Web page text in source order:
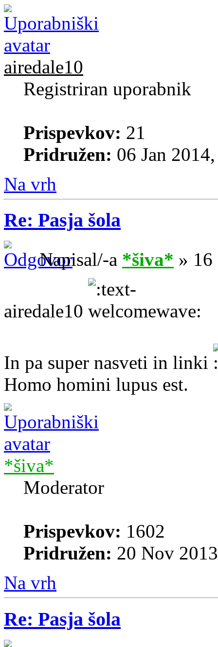
airedale10
Registriran uporabnik
Prispevkov: 21
Pridružen: 06 Jan
Na vrh
Re: Pasja šola
Napisal/-a *šiva* » 16
airedale10
In pa super nasveti in linki
Homo homini lupus est.
*šiva*
Moderator
Prispevkov: 1602
Pridružen: 20 Nov
Na vrh
Re: Pasja šola